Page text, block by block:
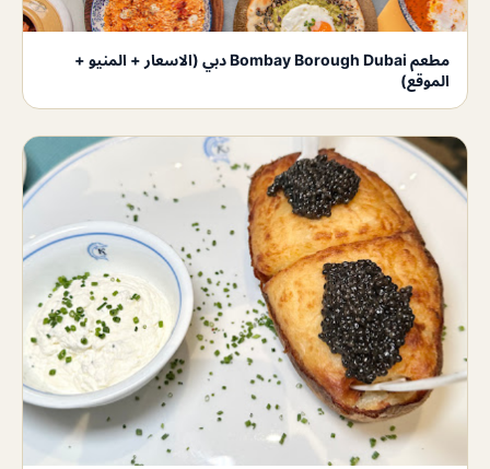
مطعم Bombay Borough Dubai دبي (الاسعار + المنيو +
الموقع)